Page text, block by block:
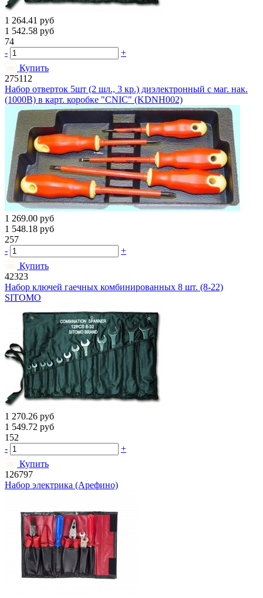
1 264.41 руб
1 542.58 руб
74
-
+
Купить
275112
Набор отверток 5шт (2 шл., 3 кр.) диэлектронный с маг. нак.
(1000В) в карт. коробке "CNIC" (KDNH002)
1 269.00 руб
1 548.18 руб
257
-
+
Купить
42323
Набор ключей гаечных комбинированных 8 шт. (8-22)
SITOMO
1 270.26 руб
1 549.72 руб
152
-
+
Купить
126797
Набор электрика (Арефино)